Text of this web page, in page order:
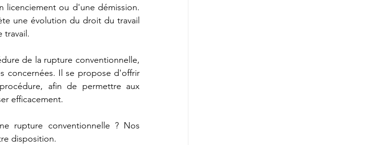
licenciement ou d'une démission.
une évolution du droit du travail
travail.
de la rupture conventionnelle,
concernées. Il se propose d'offrir
afin de permettre aux
efficacement.
disposition.